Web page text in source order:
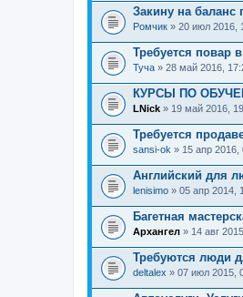
Закину на баланс
Ромчик » 20 июл 2016,
Требуется повар
Туча » 28 май 2016,
КУРСЫ ПО
LNick » 19 май 2016,
Требуется
sansi-ok » 15 апр 2016,
Английский для
lenisimo » 05 апр 2014,
Багетная
Архангел » 14 авг
Требуются люди
deltalex » 07 июл 2015,